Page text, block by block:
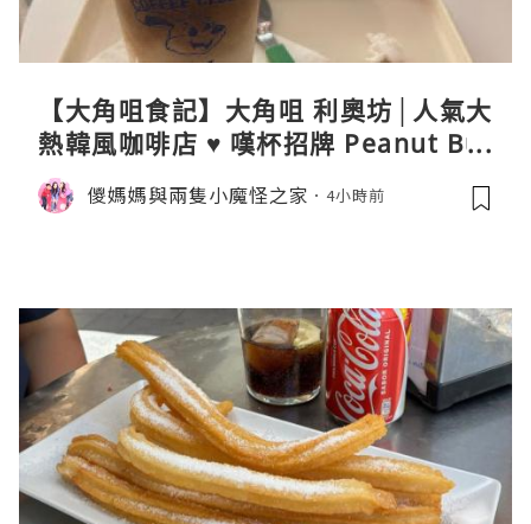
【大角咀食記】大角咀 利奧坊│人氣大
熱韓風咖啡店 ♥ 嘆杯招牌 Peanut But
ter Cream Latte ♥ Cozy Cream Cor
ner 儍媽媽與兩隻小魔怪之家 4小時前